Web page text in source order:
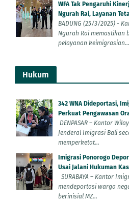
WFA Tak Pengaruhi
Ngurah Rai, Layanan
BADUNG (25/3/2025) -
Ngurah Rai memastikan
pelayanan keimigrasian...
Hukum
342 WNA Dideportasi,
Perkuat Pengawasan
DENPASAR – Kantor
Jenderal Imigrasi Bali
memperketat...
Imigrasi Ponorogo
Usai Jalani Hukuman
SURABAYA – Kantor
mendeportasi warga
berinisial MZ...